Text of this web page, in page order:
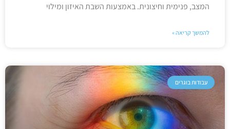
המצב, פנימית וחיצונית. באמצעות השבת האיזון ומילוי
להמשך קריאה »
עבודות בוגרים